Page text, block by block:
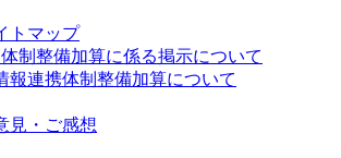
トマップ
制整備加算に係る掲示について
報連携体制整備加算について
見・ご感想